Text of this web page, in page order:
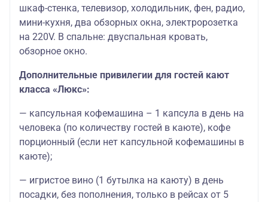
шкаф-стенка, телевизор, холодильник, фен, радио,
мини-кухня, два обзорных окна, электророзетка
на 220V. В спальне: двуспальная кровать,
обзорное окно.
Дополнительные привилегии для гостей кают
класса «Люкс»:
— капсульная кофемашина – 1 капсула в день на
человека (по количеству гостей в каюте), кофе
порционный (если нет капсульной кофемашины в
каюте);
— игристое вино (1 бутылка на каюту) в день
посадки, без пополнения, только в рейсах от 5